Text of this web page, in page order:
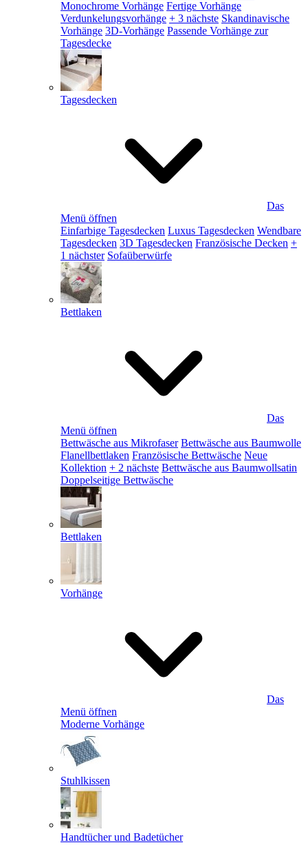
Monochrome Vorhänge Fertige Vorhänge
Verdunkelungsvorhänge + 3 nächste Skandinavische
Vorhänge 3D-Vorhänge Passende Vorhänge zur
Tagesdecke
Tagesdecken
Das
Menü öffnen
Einfarbige Tagesdecken Luxus Tagesdecken Wendbare
Tagesdecken 3D Tagesdecken Französische Decken +
1 nächster Sofaüberwürfe
Bettlaken
Das
Menü öffnen
Bettwäsche aus Mikrofaser Bettwäsche aus Baumwolle
Flanellbettlaken Französische Bettwäsche Neue
Kollektion + 2 nächste Bettwäsche aus Baumwollsatin
Doppelseitige Bettwäsche
Bettlaken
Vorhänge
Das
Menü öffnen
Moderne Vorhänge
Stuhlkissen
Handtücher und Badetücher